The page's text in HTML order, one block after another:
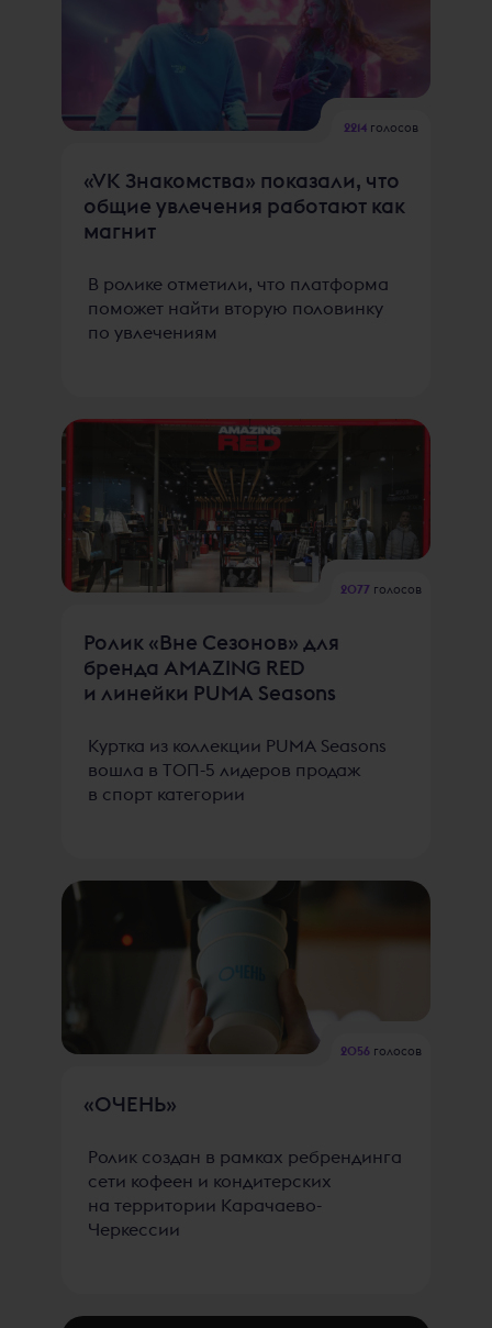
2214 голосов
«VK Знакомства» показали, что
общие увлечения работают как
магнит
В ролике отметили, что платформа
поможет найти вторую половинку
по увлечениям
2077 голосов
Ролик «Вне Сезонов» для
бренда AMAZING RED
и линейки PUMA Seasons
Куртка из коллекции PUMA Seasons
вошла в ТОП-5 лидеров продаж
в спорт категории
2056 голосов
«ОЧЕНЬ»
Ролик создан в рамках ребрендинга
сети кофеен и кондитерских
на территории Карачаево-
Черкессии